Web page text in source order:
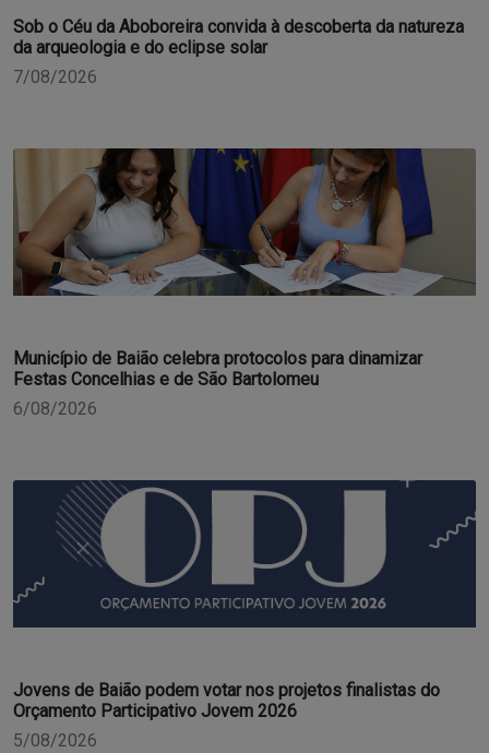
Sob o Céu da Aboboreira convida à descoberta da natureza
da arqueologia e do eclipse solar
7/08/2026
Município de Baião celebra protocolos para dinamizar
Festas Concelhias e de São Bartolomeu
6/08/2026
Jovens de Baião podem votar nos projetos finalistas do
Orçamento Participativo Jovem 2026
5/08/2026